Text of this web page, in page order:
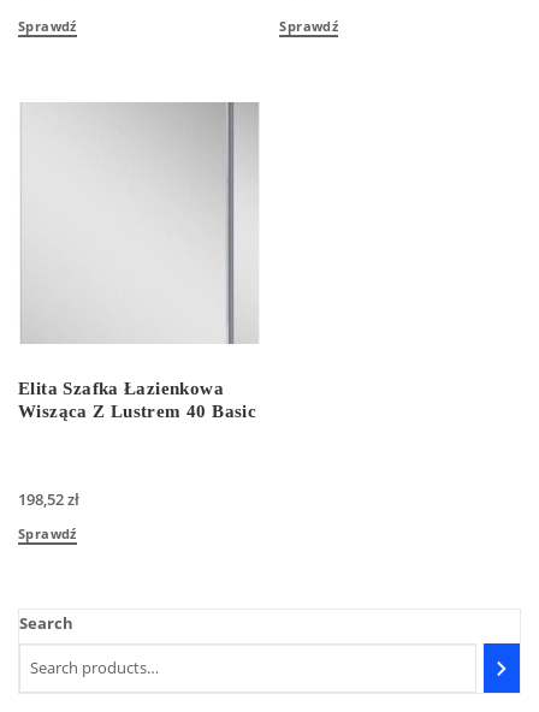
Sprawdź Sprawdź
Elita Szafka Łazienkowa
Wisząca Z Lustrem 40 Basic
198,52zł
Sprawdź
Search